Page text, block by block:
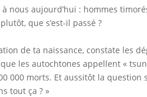
nous aujourd’hui : hommes
que s’est-il passé ?
de ta naissance, constate les
les autochtones appellent «
000 morts. Et aussitôt la question
tout ça ? »